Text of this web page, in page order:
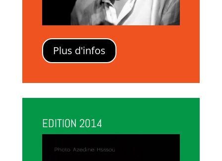
Plus d'infos
EDITION 2014